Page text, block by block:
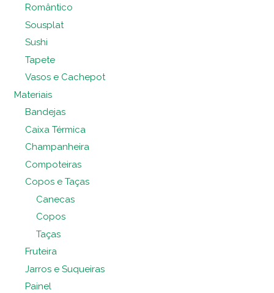
Romântico
Sousplat
Sushi
Tapete
Vasos e Cachepot
Materiais
Bandejas
Caixa Térmica
Champanheira
Compoteiras
Copos e Taças
Canecas
Copos
Taças
Fruteira
Jarros e Suqueiras
Painel